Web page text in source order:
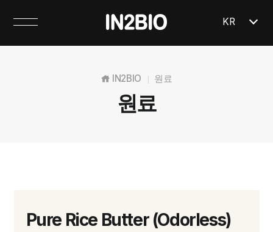
KR
IN2BIO 원료
원료
Pure Rice Butter (Odorless)